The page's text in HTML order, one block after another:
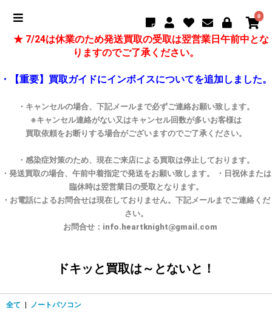
0
★ 7/24は休業のため発送買取の受取は翌営業日午前中とな
りますのでご了承ください。
・【重要】買取ガイドにインボイスについてを追加しました。
・キャンセルの場合、下記メールまで必ずご連絡お願い致します。
※キャンセル連絡がない又はキャンセル回数が多いお客様は
買取依頼をお断りする場合がございますのでご了承ください。
・感染症対策のため、現在ご来店による買取は停止しております。
・発送買取の場合、午前中着指定で発送をお願い致します。 ・日祝休または
臨休時は翌営業日の受取となります。
・お電話によるお問合せは現在しておりません。下記メールまでご連絡くだ
さい。
お問合せ：info.heartknight@gmail.com
ドキッと買取は～とないと！
全て ノートパソコン